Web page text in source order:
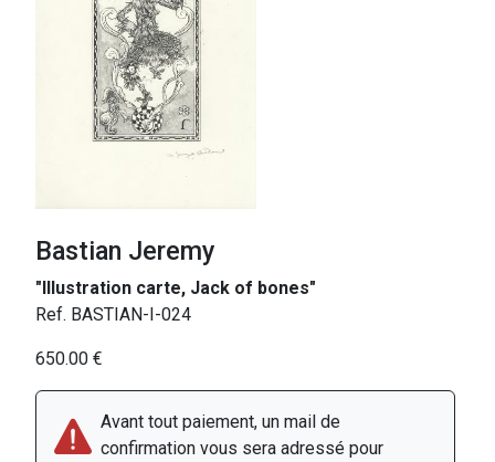
Bastian Jeremy
"Illustration carte, Jack of bones"
Ref. BASTIAN-I-024
650.00 €
Avant tout paiement, un mail de
confirmation vous sera adressé pour